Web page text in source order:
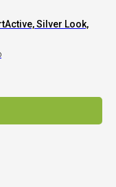
Silver Look,